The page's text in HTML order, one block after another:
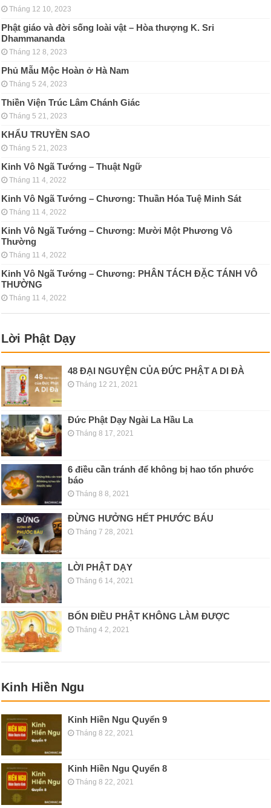
Tháng 12 10, 2023
Phật giáo và đời sống loài vật – Hòa thượng K. Sri
Dhammananda
Tháng 12 8, 2023
Phủ Mẫu Mộc Hoàn ở Hà Nam
Tháng 5 24, 2023
Thiền Viện Trúc Lâm Chánh Giác
Tháng 5 21, 2023
KHẨU TRUYỀN SAO
Tháng 5 21, 2023
Kinh Vô Ngã Tướng – Thuật Ngữ
Tháng 11 4, 2022
Kinh Vô Ngã Tướng – Chương: Thuần Hóa Tuệ Minh Sát
Tháng 11 4, 2022
Kinh Vô Ngã Tướng – Chương: Mười Một Phương Vô
Thường
Tháng 11 4, 2022
Kinh Vô Ngã Tướng – Chương: PHÂN TÁCH ÐẶC TÁNH VÔ
THƯỜNG
Tháng 11 4, 2022
Lời Phật Dạy
48 ĐẠI NGUYỆN CỦA ĐỨC PHẬT A DI ĐÀ
Tháng 12 21, 2021
Đức Phật Dạy Ngài La Hầu La
Tháng 8 17, 2021
6 điều cần tránh để không bị hao tổn phước
báo
Tháng 8 8, 2021
ĐỪNG HƯỞNG HẾT PHƯỚC BÁU
Tháng 7 28, 2021
LỜI PHẬT DẠY
Tháng 6 14, 2021
BỐN ĐIỀU PHẬT KHÔNG LÀM ĐƯỢC
Tháng 4 2, 2021
Kinh Hiền Ngu
Kinh Hiền Ngu Quyển 9
Tháng 8 22, 2021
Kinh Hiền Ngu Quyển 8
Tháng 8 22, 2021